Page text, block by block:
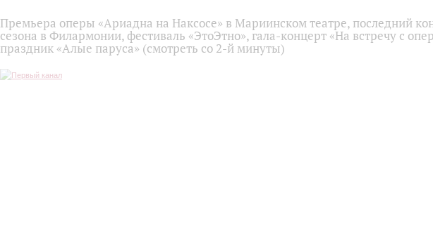
Премьера оперы «Ариадна на Наксосе» в Мариинском театре, последний
сезона в Филармонии, фестиваль «ЭтоЭтно», гала-концерт «На встречу с
праздник «Алые паруса» (смотреть со 2-й минуты)